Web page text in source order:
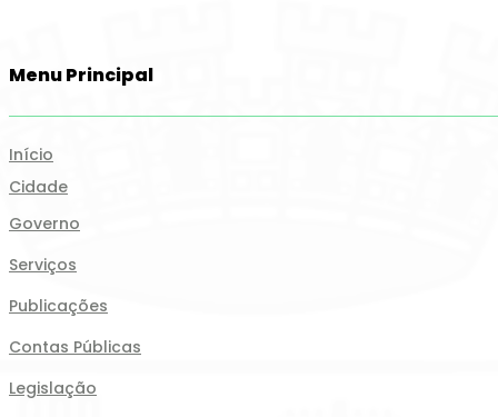
Menu Principal
Início
Cidade
Governo
Serviços
Publicações
Contas Públicas
Legislação